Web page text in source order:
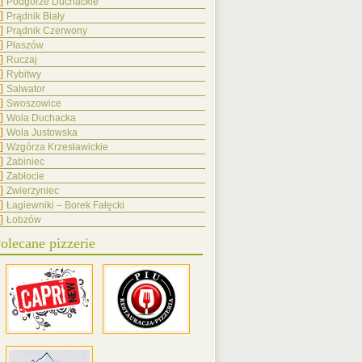
Prądnik Biały
Prądnik Czerwony
Płaszów
Ruczaj
Rybitwy
Salwator
Swoszowice
Wola Duchacka
Wola Justowska
Wzgórza Krzesławickie
Żabiniec
Zabłocie
Zwierzyniec
Łagiewniki – Borek Fałęcki
Łobzów
pizzerie